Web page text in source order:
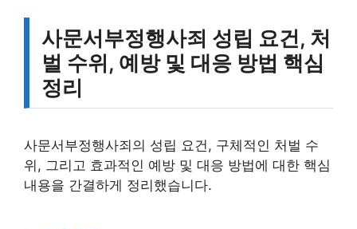
사문서부정행사죄 성립 요건, 처
벌 수위, 예방 및 대응 방법 핵심
정리
사문서부정행사죄의 성립 요건, 구체적인 처벌 수
위, 그리고 효과적인 예방 및 대응 방법에 대한 핵심
내용을 간결하게 정리했습니다.